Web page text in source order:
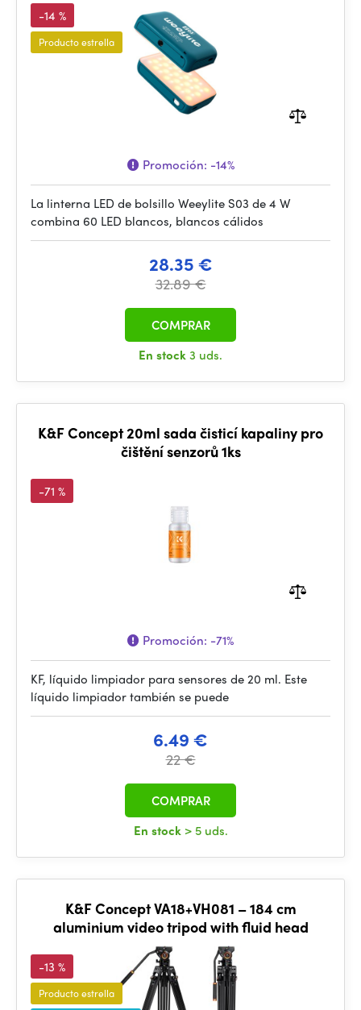
-14 %
Producto estrella
Promoción: -14%
La linterna LED de bolsillo Weeylite S03 de 4 W
combina 60 LED blancos, blancos cálidos
28.35 €
32.89 €
En stock3 uds.
COMPRAR
K&F Concept 20ml sada čisticí kapaliny pro
čištění senzorů 1ks
-71 %
Promoción: -71%
KF, líquido limpiador para sensores de 20 ml. Este
líquido limpiador también se puede
6.49 €
22 €
En stock > 5 uds.
COMPRAR
K&F Concept VA18+VH081 – 184 cm
aluminium video tripod with fluid head
-13 %
Producto estrella